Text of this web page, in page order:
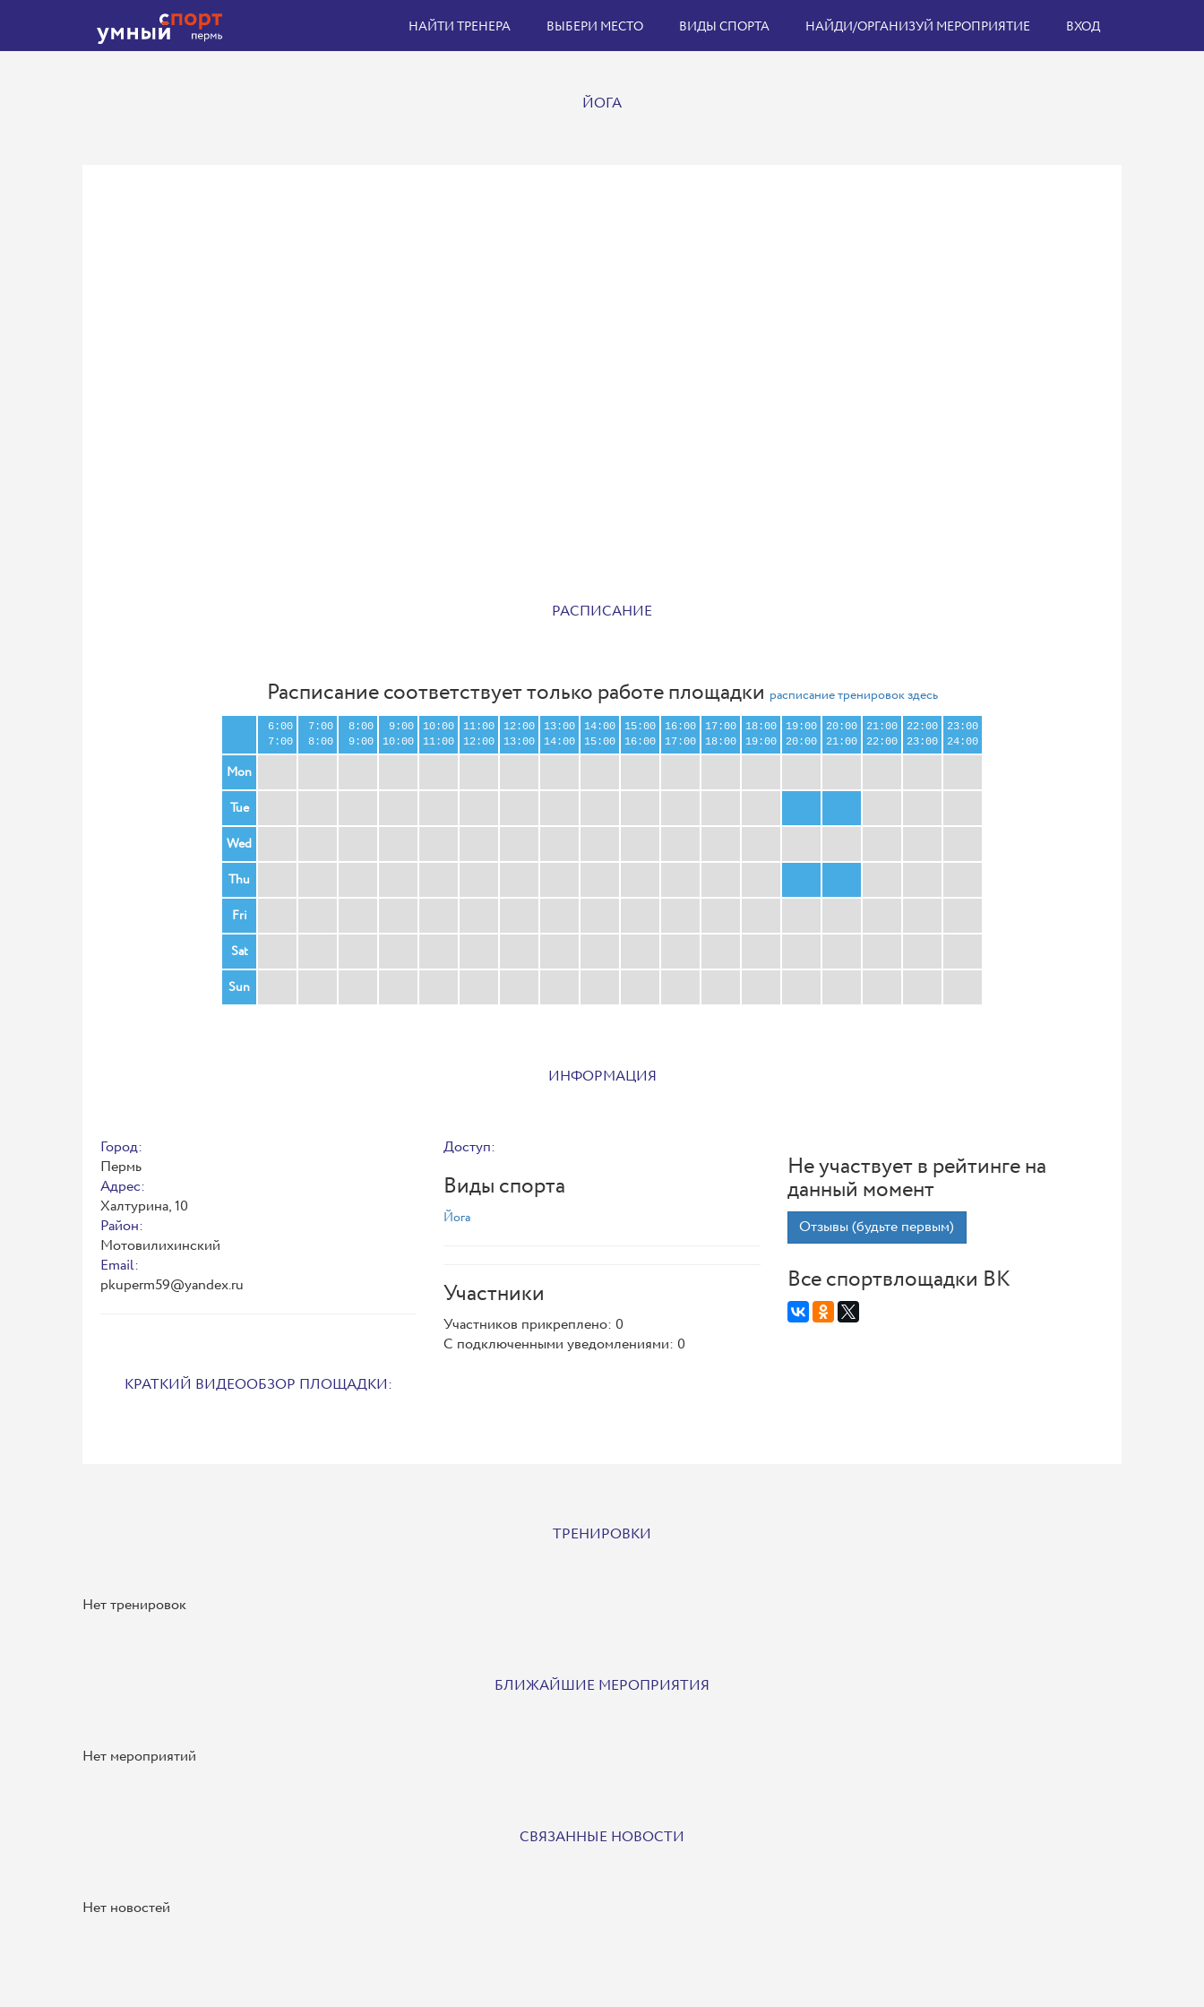
НАЙТИ ТРЕНЕРА ВЫБЕРИ МЕСТО ВИДЫ СПОРТА НАЙДИ/ОРГАНИЗУЙ МЕРОПРИЯТИЕ ВХОД
ЙОГА
РАСПИСАНИЕ
Расписание соответствует только работе площадки расписание тренировок здесь
6:00
7:00
7:00
8:00
8:00
9:00
9:00
10:00
10:00
11:00
11:00
12:00
12:00
13:00
13:00
14:00
14:00
15:00
15:00
16:00
16:00
17:00
17:00
18:00
18:00
19:00
19:00
20:00
20:00
21:00
21:00
22:00
22:00
23:00
23:00
24:00
Mon
Tue
Wed
Thu
Fri
Sat
Sun
ИНФОРМАЦИЯ
Город:
Пермь
Адрес:
Халтурина, 10
Район:
Мотовилихинский
Email:
pkuperm59@yandex.ru
КРАТКИЙ ВИДЕООБЗОР ПЛОЩАДКИ:
Доступ:
Виды спорта
Йога
Участники
Участников прикреплено: 0
С подключенными уведомлениями: 0
Не участвует в рейтинге на
данный момент
Отзывы (будьте первым)
Все спортвлощадки ВК
ТРЕНИРОВКИ
Нет тренировок
БЛИЖАЙШИЕ МЕРОПРИЯТИЯ
Нет мероприятий
СВЯЗАННЫЕ НОВОСТИ
Нет новостей